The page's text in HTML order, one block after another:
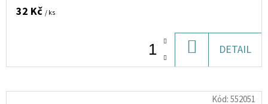
32 Kč / ks
KOŠÍKU
DETAIL
Kód:552051